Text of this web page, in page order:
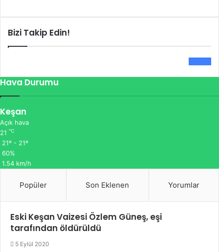
Bizi Takip Edin!
Hava Durumu
Keşan
Açık hava
21 ℃
21º - 21º
60%
1.54 km/h
Popüler Son Eklenen Yorumlar
Eski Keşan Vaizesi Özlem Güneş, eşi
tarafından öldürüldü
5 Eylül 2020